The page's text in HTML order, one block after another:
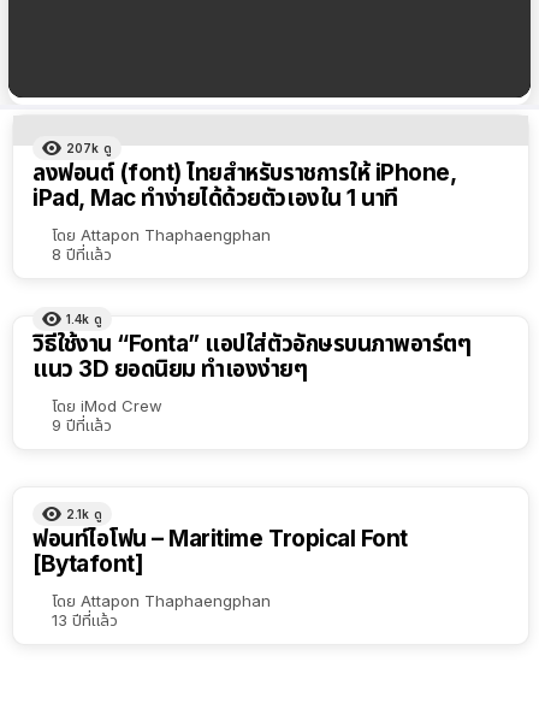
ผลลัพธ์
ทั้งหมด
เรียง
ตาม
207k ดู
ลงฟอนต์ (font) ไทยสำหรับราชการให้ iPhone,
iPad, Mac ทำง่ายได้ด้วยตัวเองใน 1 นาที
โดย Attapon Thaphaengphan
8 ปีที่แล้ว
1.4k ดู
วิธีใช้งาน “Fonta” แอปใส่ตัวอักษรบนภาพอาร์ตๆ
แนว 3D ยอดนิยม ทำเองง่ายๆ
โดย iMod Crew
9 ปีที่แล้ว
2.1k ดู
ฟอนท์ไอโฟน – Maritime Tropical Font
[Bytafont]
โดย Attapon Thaphaengphan
13 ปีที่แล้ว